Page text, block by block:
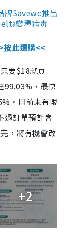
牌Savewo推出
變種病毒
按此選購<<
要$18就買
99.03%，最快
。目前未有限
過訂單預計會
，將有機會改
+2